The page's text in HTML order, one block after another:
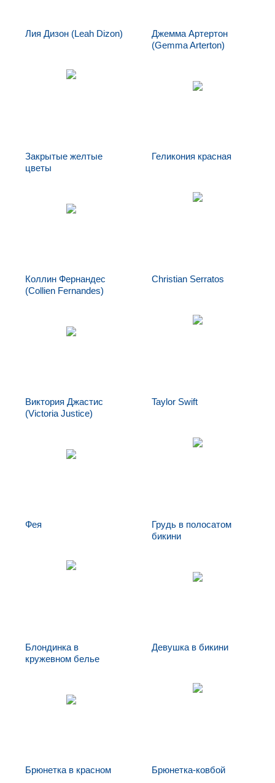
Лия Дизон (Leah Dizon)
Dizon)
Джемма Артертон
(Gemma Arterton)
(Gemma Arterton)
Закрытые желтые
цветы
цветы
Геликония красная
красная
Коллин Фернандес
(Collien Fernandes)
(Collien
Fernandes)
Christian Serratos
Виктория Джастис
(Victoria Justice)
Justice)
Taylor Swift
Фея
Грудь в полосатом
бикини
бикини
Блондинка в
кружевном белье
кружевном белье
Девушка в бикини
Брюнетка в красном Брюнетка-ковбой